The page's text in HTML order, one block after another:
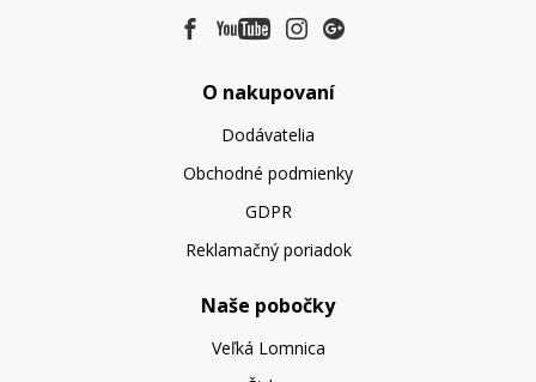
O nakupovaní
Dodávatelia
Obchodné podmienky
GDPR
Reklamačný poriadok
Naše pobočky
Veľká Lomnica